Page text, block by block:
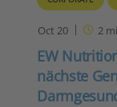
Oct 20 2
EW
nächste